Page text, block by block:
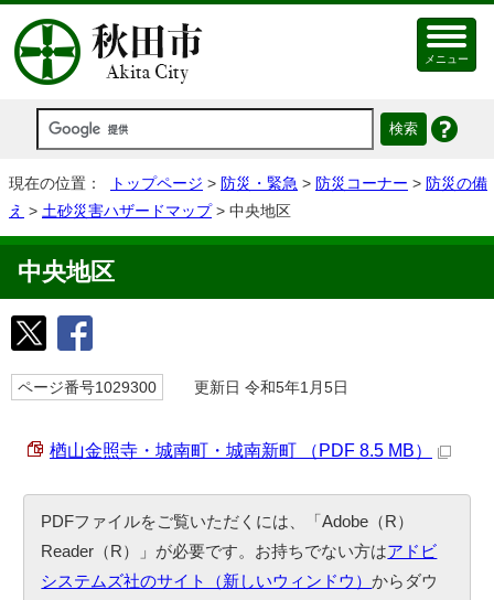
メニュー
現在の位置： トップページ > 防災・緊急 > 防災コーナー > 防災の備
え > 土砂災害ハザードマップ> 中央地区
中央地区
ページ番号1029300 更新日 令和5年1月5日
楢山金照寺・城南町・城南新町 （PDF 8.5 MB）
PDFファイルをご覧いただくには、「Adobe（R）
Reader（R）」が必要です。お持ちでない方はアドビ
システムズ社のサイト（新しいウィンドウ）からダウ